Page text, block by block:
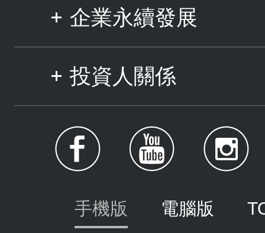
企業永續發展
投資人關係
手機版 電腦版